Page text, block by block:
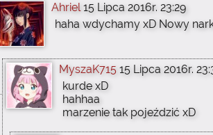
Ahriel 15 Lipca 2016r. 23:29
haha wdychamy xD Nowy
MyszaK715 15 Lipca 2016r.
kurde xD
hahhaa
marzenie tak pojeździć xD